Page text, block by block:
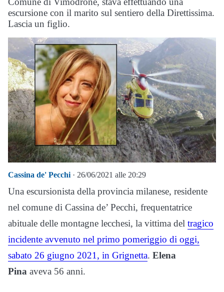
escursione con il marito sul sentiero della Direttissima.
Lascia un figlio.
Cassina de' Pecchi · 26/06/2021 alle 20:29
Una escursionista della provincia milanese, residente
nel comune di Cassina de’ Pecchi, frequentatrice
abituale delle montagne lecchesi, la vittima del tragico
incidente avvenuto nel primo pomeriggio di oggi,
sabato 26 giugno 2021, in Grignetta. Elena
Pina aveva 56 anni.